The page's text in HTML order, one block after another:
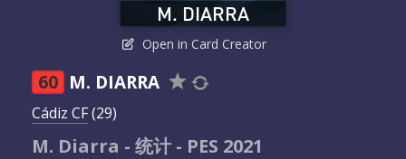
M. DIARRA
Open in Card Creator
60 M. DIARRA
Cádiz CF(29)
M. Diarra - 统计 - PES 2021